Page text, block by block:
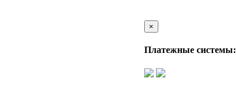
×
Платежные системы: